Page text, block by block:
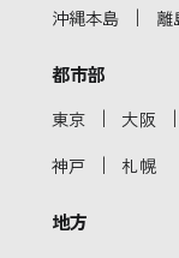
沖縄本島 ｜ 離
都市部
東京 ｜ 大阪 ｜
神戸 ｜ 札幌
地方